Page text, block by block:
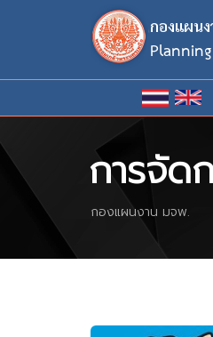
การจัด
กองแผนงาน มจพ.